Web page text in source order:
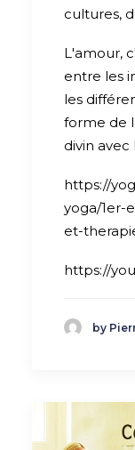
cultures,
L'amour,
entre les
les
forme de
divin avec
https://
yoga/1er-
et-
https://
by